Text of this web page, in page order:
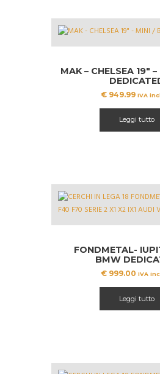
MAK – CHELSEA 19″
€ 949.99 IVA
Leggi tutto
FONDMETAL-
BMW
€999.00 IVA
Leggi tutto